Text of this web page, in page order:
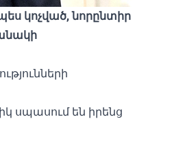
կոչված, նորընտիր
սպասում են իրենց